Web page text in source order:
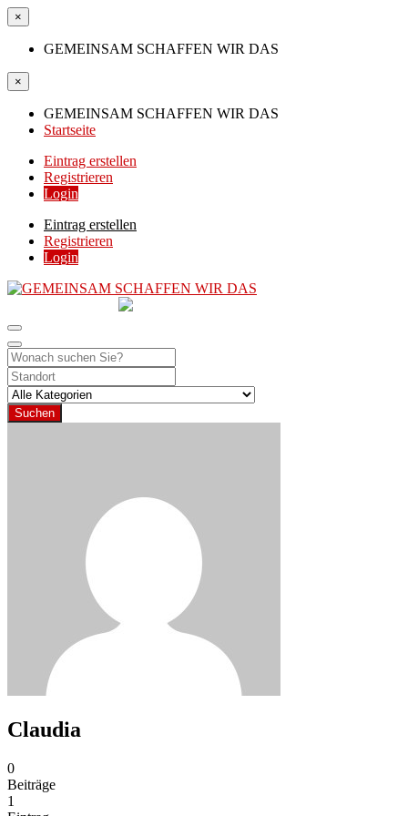
×
GEMEINSAM SCHAFFEN WIR DAS
×
GEMEINSAM SCHAFFEN WIR DAS
Startseite
Eintrag erstellen
Registrieren
Login
Eintrag erstellen
Registrieren
Login
Suchen
Claudia
0
Beiträge
1